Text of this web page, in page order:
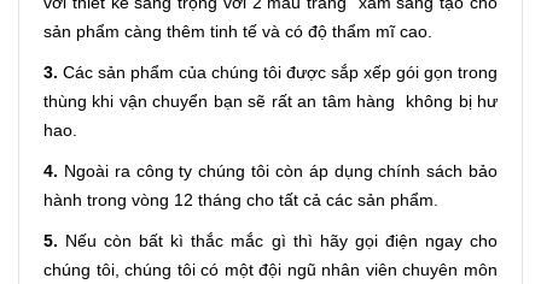
sản phẩm càng thêm tinh tế và có độ thẩm mĩ cao.
3. Các sản phẩm của chúng tôi được sắp xếp gói gọn trong
thùng khi vận chuyển bạn sẽ rất an tâm hàng không bị hư
hao.
4. Ngoài ra công ty chúng tôi còn áp dụng chính sách bảo
hành trong vòng 12 tháng cho tất cả các sản phẩm.
5. Nếu còn bất kì thắc mắc gì thì hãy gọi điện ngay cho
chúng tôi, chúng tôi có một đội ngũ nhân viên chuyên môn